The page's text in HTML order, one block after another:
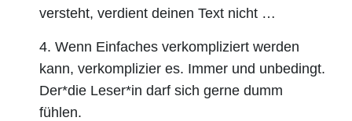
versteht, verdient deinen Text nicht …
4. Wenn Einfaches verkompliziert werden
kann, verkomplizier es. Immer und unbedingt.
Der*die Leser*in darf sich gerne dumm
fühlen.